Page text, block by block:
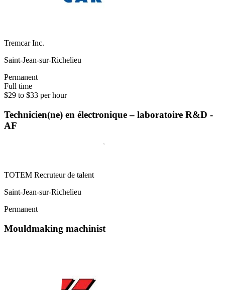
Tremcar Inc.
Saint-Jean-sur-Richelieu
Permanent
Full time
$29 to $33 per hour
Technicien(ne) en électronique – laboratoire R&D -
AF
TOTEM Recruteur de talent
Saint-Jean-sur-Richelieu
Permanent
Mouldmaking machinist